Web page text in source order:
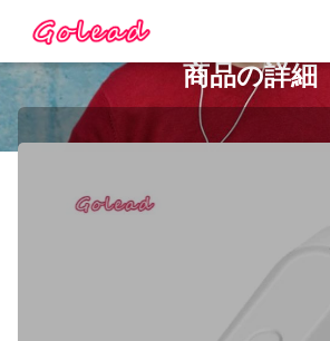
商品の詳細